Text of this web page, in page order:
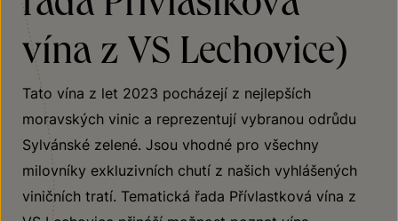
vína z VS Lechovice)
Tato vína z let 2023 pocházejí z nejlepších
moravských vinic a reprezentují vybranou odrůdu
Sylvánské zelené. Jsou vhodné pro všechny
milovníky exkluzivních chutí z našich vyhlášených
viničních tratí. Tematická řada Přívlastková vína z